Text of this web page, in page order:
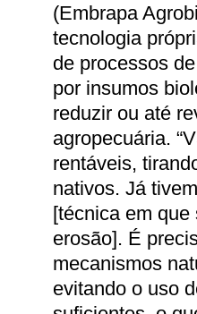
(Embrapa
tecnologia
de processos
por insumos
reduzir ou até
agropecuária.
rentáveis,
nativos. Já
[técnica em
erosão]. É
mecanismos
evitando o uso